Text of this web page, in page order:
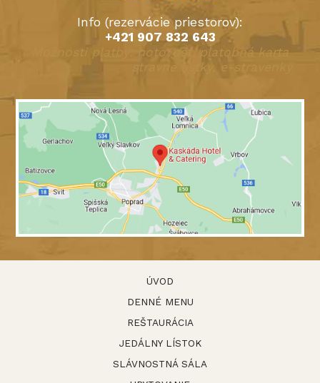
Info (rezervácie priestorov):
+421 907 832 643
Možnosti platby: hotovosť, platobná karta
stravné lístky, e-stravenky
ÚVOD
DENNÉ MENU
REŠTAURÁCIA
JEDÁLNY LÍSTOK
SLÁVNOSTNÁ SÁLA